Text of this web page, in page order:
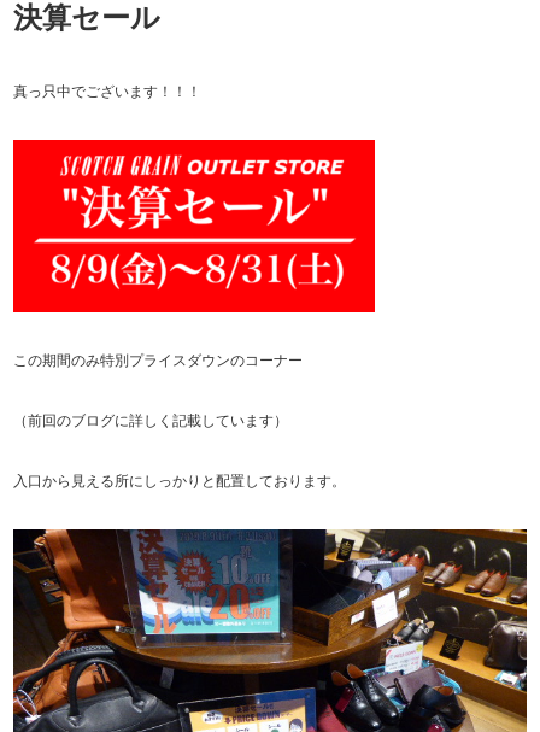
決算セール
真っ只中でございます！！！
この期間のみ特別プライスダウンのコーナー
（前回のブログに詳しく記載しています）
入口から見える所にしっかりと配置しております。